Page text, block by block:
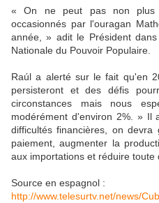
« On ne peut pas non plus
occasionnés par l'ouragan
année, » adit le Président
Nationale du Pouvoir Populaire.
Raúl a alerté sur le fait qu'en
persisteront et des défis
circonstances mais nous
modérément d'environ 2%. » Il
difficultés financières, on
paiement, augmenter la
aux importations et réduire
Source en espagnol :
http://www.telesurtv.net/news/